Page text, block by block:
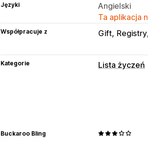
Języki
Angielski
Ta aplikacja
Współpracuje z Gift Registry
Kategorie Lista życzeń
Buckaroo Bling